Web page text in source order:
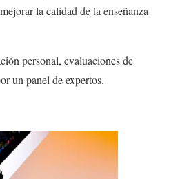
la calidad de la enseñanza
personal, evaluaciones de
un panel de expertos.